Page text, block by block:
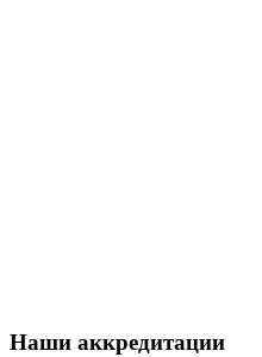
Наши аккредитации